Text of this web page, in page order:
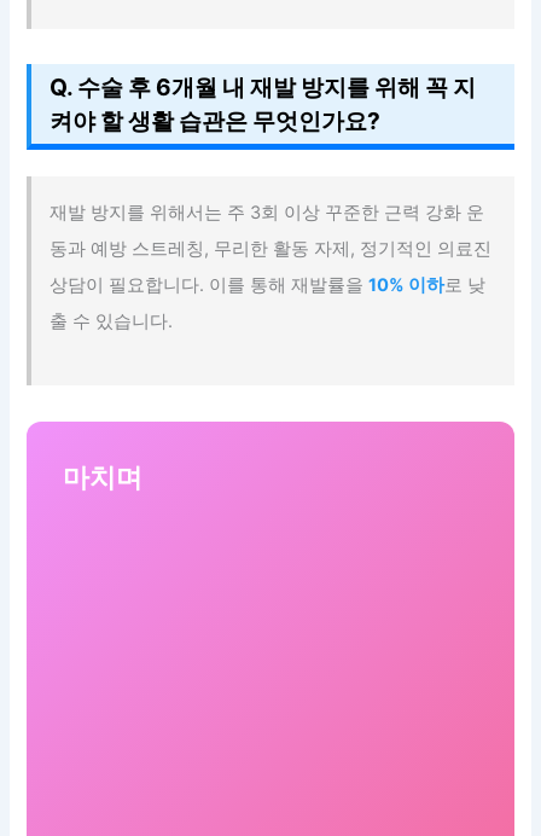
Q. 수술 후 6개월 내 재발 방지를 위해 꼭 지
켜야 할 생활 습관은 무엇인가요?
재발 방지를 위해서는 주 3회 이상 꾸준한 근력 강화 운
동과 예방 스트레칭, 무리한 활동 자제, 정기적인 의료진
상담이 필요합니다. 이를 통해 재발률을10% 이하로 낮
출 수 있습니다.
마치며